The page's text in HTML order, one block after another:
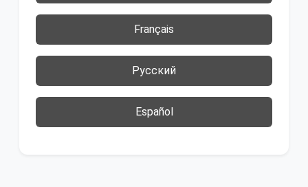
Français
Русский
Español